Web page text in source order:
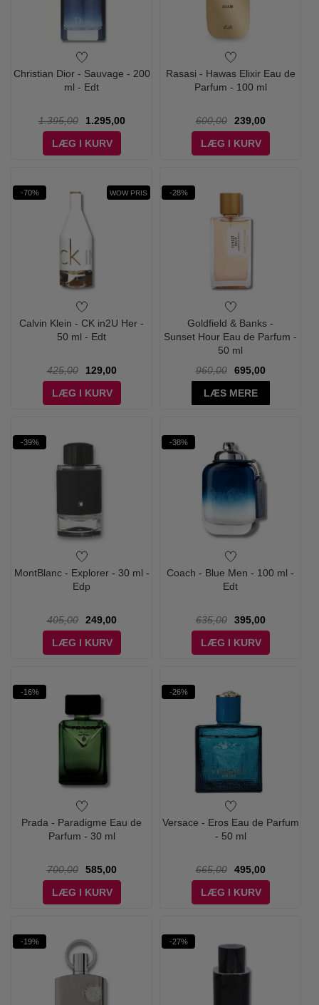
Christian Dior - Sauvage - 200
ml - Edt
1.395,00
1.295,00
LÆG I KURV
Rasasi - Hawas Elixir Eau de
Parfum - 100 ml
600,00
239,00
LÆG I KURV
-70% WOW PRIS
Calvin Klein - CK in2U Her -
50 ml - Edt
425,00
129,00
LÆG I KURV
-28%
Goldfield & Banks -
Sunset Hour Eau de Parfum -
50 ml
960,00
695,00
LÆS MERE
-39%
MontBlanc - Explorer - 30 ml -
Edp
405,00
249,00
LÆG I KURV
-38%
Coach - Blue Men - 100 ml -
Edt
635,00
395,00
LÆG I KURV
-16%
Prada - Paradigme Eau de
Parfum - 30 ml
700,00
585,00
LÆG I KURV
-26%
Versace - Eros Eau de Parfum
- 50 ml
665,00
495,00
LÆG I KURV
-19% -27%